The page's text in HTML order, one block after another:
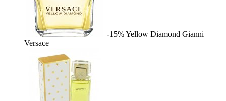
-15%Yellow Diamond Gianni
Versace